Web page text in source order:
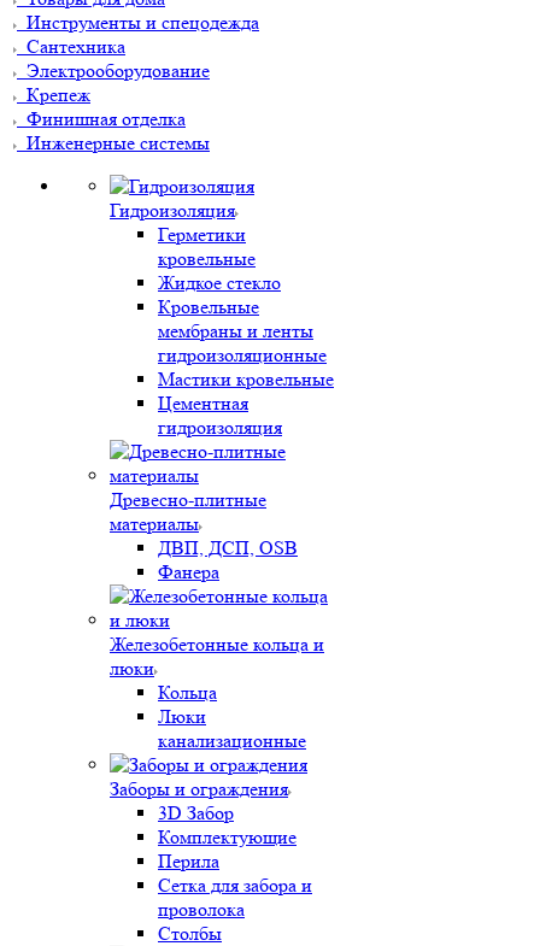
Инструменты и спецодежда
Сантехника
Электрооборудование
Крепеж
Финишная отделка
Инженерные системы
Гидроизоляция
Герметики
кровельные
Жидкое стекло
Кровельные
мембраны и ленты
гидроизоляционные
Мастики кровельные
Цементная
гидроизоляция
Древесно-плитные
материалы
ДВП, ДСП, OSB
Фанера
Железобетонные кольца и
люки
Кольца
Люки
канализационные
Заборы и ограждения
3D Забор
Комплектующие
Перила
Сетка для забора и
проволока
Столбы